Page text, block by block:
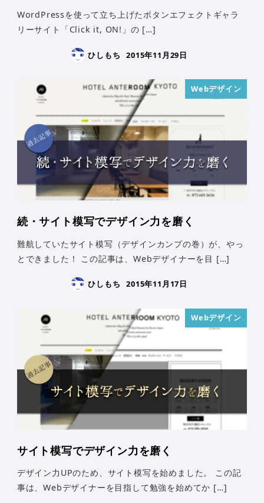
WordPressを使って立ち上げたボタンエフェクトギャラ
リーサイト「Click it, ON!」の […]
ひしもち 2015年11月29日
Webデザイン
続・サイト模写でデザイン力を磨く
難航していたサイト模写（デザインカンプの巻）が、やっ
とできました！ この記事は、Webデザイナーを目 […]
ひしもち 2015年11月17日
Webデザイン
サイト模写でデザイン力を磨く
デザイン力UPのため、サイト模写を始めました。 この記
事は、Webデザイナーを目指して勉強を始めてか […]